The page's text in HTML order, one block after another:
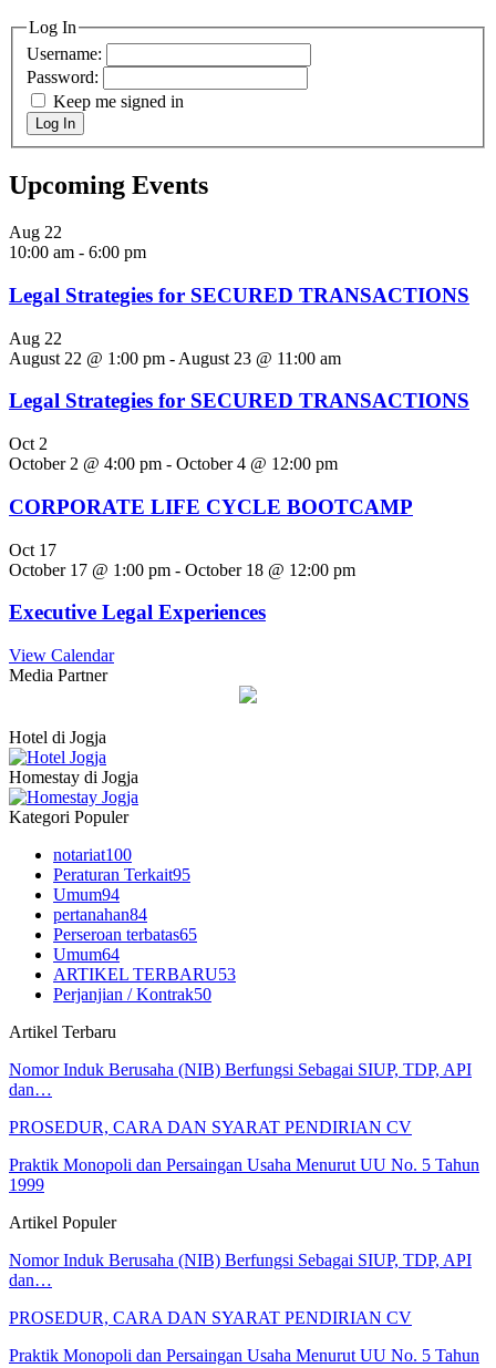
Log In
Username:
Password:
Keep me signed in
Log In
Upcoming Events
Aug 22
10:00 am - 6:00 pm
Legal Strategies for SECURED TRANSACTIONS
Aug 22
August 22 @ 1:00 pm - August 23 @ 11:00 am
Legal Strategies for SECURED TRANSACTIONS
Oct 2
October 2 @ 4:00 pm - October 4 @ 12:00 pm
CORPORATE LIFE CYCLE BOOTCAMP
Oct 17
October 17 @ 1:00 pm - October 18 @ 12:00 pm
Executive Legal Experiences
View Calendar
Media Partner
Hotel di Jogja
Homestay di Jogja
Kategori Populer
notariat100
Peraturan Terkait95
Umum94
pertanahan84
Perseroan terbatas65
Umum64
ARTIKEL TERBARU53
Perjanjian / Kontrak50
Artikel Terbaru
Nomor Induk Berusaha (NIB) Berfungsi Sebagai SIUP, TDP, API
dan…
PROSEDUR, CARA DAN SYARAT PENDIRIAN CV
Praktik Monopoli dan Persaingan Usaha Menurut UU No. 5 Tahun
1999
Artikel Populer
Nomor Induk Berusaha (NIB) Berfungsi Sebagai SIUP, TDP, API
dan…
PROSEDUR, CARA DAN SYARAT PENDIRIAN CV
Praktik Monopoli dan Persaingan Usaha Menurut UU No. 5 Tahun